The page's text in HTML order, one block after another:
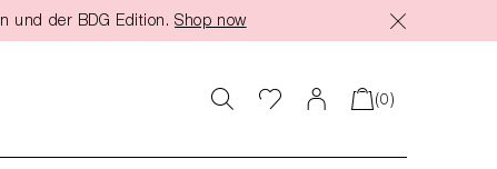
und der BDG Edition. Shop now
(0)